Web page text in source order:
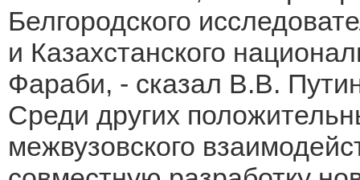
Белгородского
и Казахстанского
Фараби, - сказал В.В.
Среди других
межвузовского